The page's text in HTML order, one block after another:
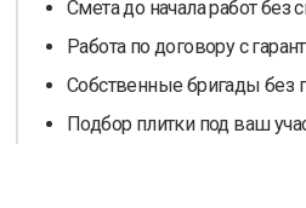
Смета до начала работ без
Работа по договору с
Собственные бригады без
Подбор плитки под ваш